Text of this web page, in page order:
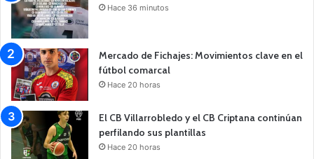
Hace 36 minutos
Mercado de Fichajes: Movimientos clave en el
fútbol comarcal
Hace 20 horas
El CB Villarrobledo y el CB Criptana continúan
perfilando sus plantillas
Hace 20 horas